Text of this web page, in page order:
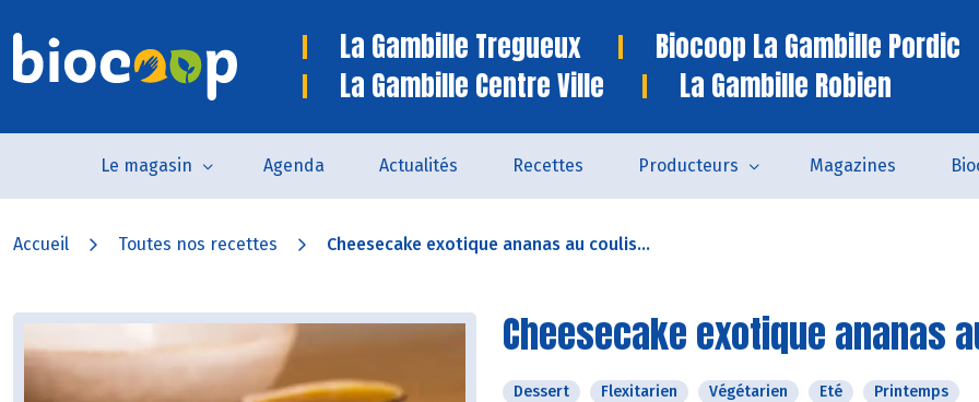
La Gambille Tregueux
Biocoop La Gambille Pordic
La Gambille Centre Ville
La Gambille Robien
Le magasin Agenda Actualités Recettes Producteurs Magazines
Accueil Toutes nos recettes Cheesecake exotique ananas au coulis...
Cheesecake exotique ananas
Dessert Flexitarien Végétarien Eté Printemps